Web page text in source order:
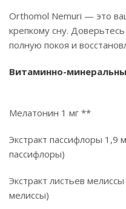
Orthomol Nemuri — это
крепкому сну.
полную покоя и
Витаминно-
Мелатонин 1 мг **
Экстракт пассифлоры 1,9
пассифлоры)
Экстракт листьев
мелиссы)